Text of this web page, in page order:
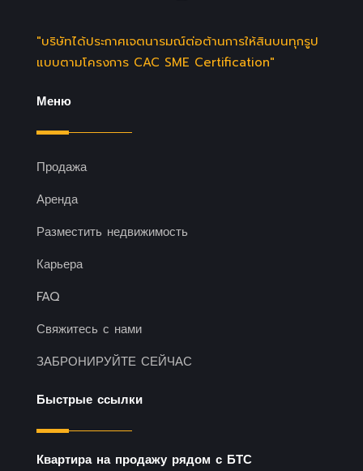
"บริษัทได้ประกาศเจตนารมณ์ต่อต้านการให้สินบนทุกรูป
แบบตามโครงการ CAC SME Certification"
Меню
Продажа
Аренда
Разместить недвижимость
Карьера
FAQ
Свяжитесь с нами
ЗАБРОНИРУЙТЕ СЕЙЧАС
Быстрые ссылки
Квартира на продажу рядом с БТС